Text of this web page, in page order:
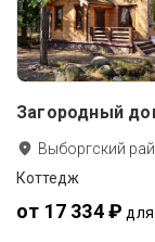
Загородный
Выборгский
Коттедж
от 17 334 ₽ для